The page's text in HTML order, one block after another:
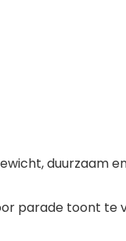
duurzaam
parade toont te